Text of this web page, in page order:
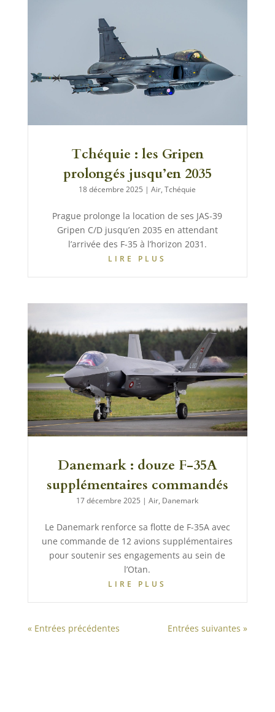
Tchéquie : les Gripen
prolongés jusqu’en 2035
18 décembre 2025 |Air,Tchéquie
Prague prolonge la location de ses JAS-39
Gripen C/D jusqu’en 2035 en attendant
l’arrivée des F-35 à l’horizon 2031.
LIRE PLUS
Danemark : douze F-35A
supplémentaires commandés
17 décembre 2025 |Air, Danemark
Le Danemark renforce sa flotte de F-35A avec
une commande de 12 avions supplémentaires
pour soutenir ses engagements au sein de
l’Otan.
LIRE PLUS
« Entrées précédentes Entrées suivantes »